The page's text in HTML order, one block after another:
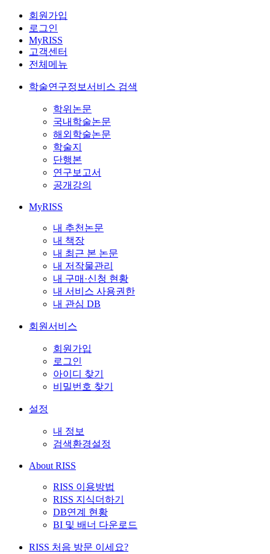
회원가입
로그인
MyRISS
고객센터
전체메뉴
학술연구정보서비스 검색
학위논문
국내학술논문
해외학술논문
학술지
단행본
연구보고서
공개강의
MyRISS
내 추천논문
내 책장
내 최근 본 논문
내 저작물관리
내 구매·신청 현황
내 서비스 사용권한
내 관심 DB
회원서비스
회원가입
로그인
아이디 찾기
비밀번호 찾기
설정
내 정보
검색환경설정
About RISS
RISS 이용방법
RISS 지식더하기
DB연계 현황
BI 및 배너 다운로드
RISS 처음 방문 이세요?